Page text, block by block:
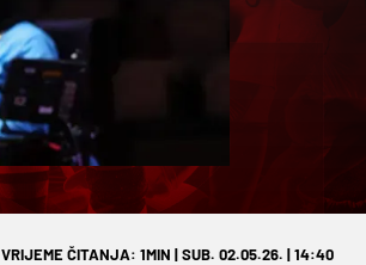
VRIJEME ČITANJA: 1MIN | SUB. 02.05.26. | 14:40